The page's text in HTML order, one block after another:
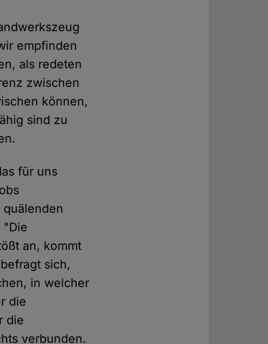
empfinden
als redeten
zwischen
können,
sind zu
für uns
"Die
an, kommt
sich,
in welcher
die
die
verbunden.